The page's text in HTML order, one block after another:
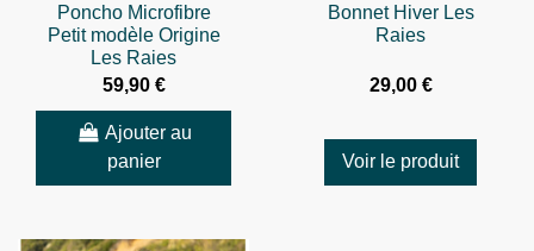
Poncho Microfibre
Petit modèle Origine
Les Raies
59,90 €
Ajouter au
panier
Bonnet Hiver Les
Raies
29,00 €
Voir le produit